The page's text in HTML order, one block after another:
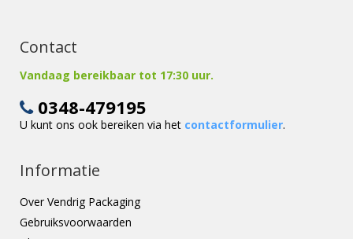
Contact
Vandaag bereikbaar tot 17:30 uur.
0348-479195
U kunt ons ook bereiken via het contactformulier.
Informatie
Over Vendrig Packaging
Gebruiksvoorwaarden